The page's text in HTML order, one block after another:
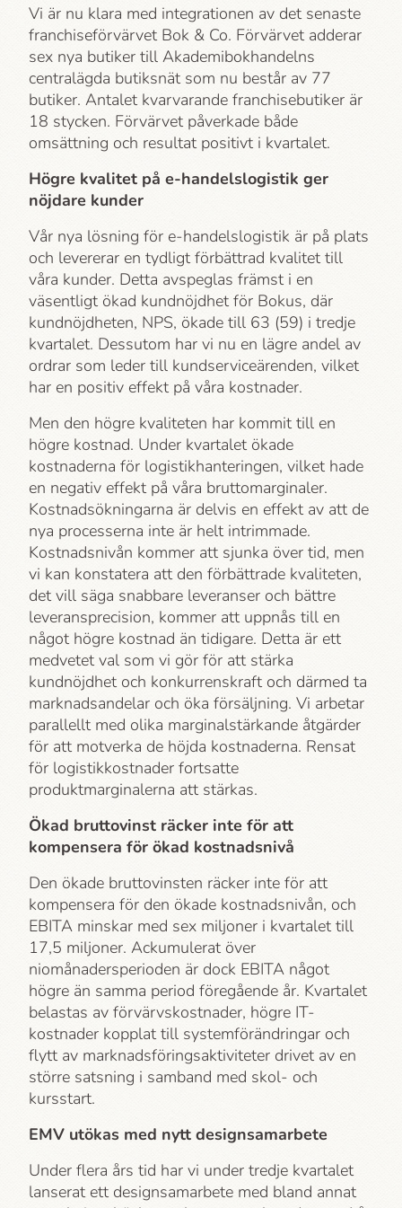
Vi är nu klara med integrationen av det senaste
franchiseförvärvet Bok & Co. Förvärvet adderar
sex nya butiker till Akademi­bokhandelns
centralägda butiksnät som nu består av 77
butiker. Antalet kvarvarande franchisebutiker är
18 stycken. Förvärvet påverkade både
omsättning och resultat positivt i kvartalet.
Högre kvalitet på e-handelslogistik ger
nöjdare kunder
Vår nya lösning för e-handelslogistik är på plats
och levererar en tydligt förbättrad kvalitet till
våra kunder. Detta avspeglas främst i en
väsentligt ökad kundnöjdhet för Bokus, där
kundnöjdheten, NPS, ökade till 63 (59) i tredje
kvartalet. Dessutom har vi nu en lägre andel av
ordrar som leder till kundserviceärenden, vilket
har en positiv effekt på våra kostnader.
Men den högre kvaliteten har kommit till en
högre kostnad. Under kvartalet ökade
kostnaderna för logistikhanteringen, vilket hade
en negativ effekt på våra bruttomarginaler.
Kostnadsökningarna är delvis en effekt av att de
nya processerna inte är helt intrimmade.
Kostnadsnivån kommer att sjunka över tid, men
vi kan konstatera att den förbättrade kvaliteten,
det vill säga snabbare leveranser och bättre
leveransprecision, kommer att uppnås till en
något högre kostnad än tidigare. Detta är ett
medvetet val som vi gör för att stärka
kundnöjdhet och konkurrenskraft och därmed ta
marknadsandelar och öka försäljning. Vi arbetar
parallellt med olika marginalstärkande åtgärder
för att motverka de höjda kostnaderna. Rensat
för logistikkostnader fortsatte
produktmarginalerna att stärkas.
Ökad bruttovinst räcker inte för att
kompensera för ökad kostnadsnivå
Den ökade bruttovinsten räcker inte för att
kompensera för den ökade kostnadsnivån, och
EBITA minskar med sex miljoner i kvartalet till
17,5 miljoner. Ackumulerat över
niomånadersperioden är dock EBITA något
högre än samma period föregående år. Kvartalet
belastas av förvärvskostnader, högre IT-
kostnader kopplat till systemförändringar och
flytt av marknadsföringsaktiviteter drivet av en
större satsning i samband med skol- och
kursstart.
EMV utökas med nytt designsamarbete
Under flera års tid har vi under tredje kvartalet
lanserat ett designsamarbete med bland annat